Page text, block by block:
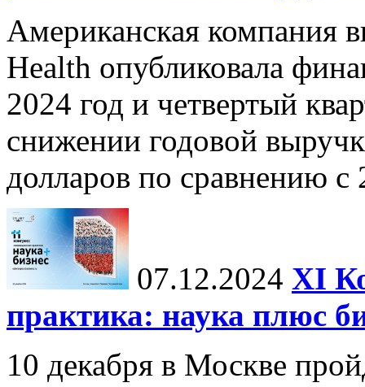
Американская компания
Health опубликовала
2024 год и четвертый
снижении годовой
долларов по сравнению с
07.12.2024 ХI
практика: наука плюс
10 декабря в Москве